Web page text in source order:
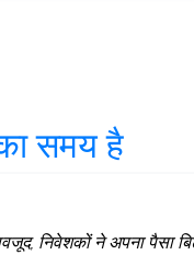
समय है
निवेशकों ने अपना